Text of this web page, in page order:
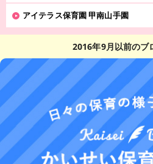
アイテラス保育園 甲南山手園
2016年9月以前のブ